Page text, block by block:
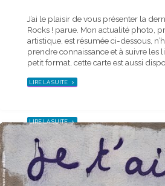
Timor Rocks !
20 novembre 2018
J’ai le plaisir de vous présenter la
Rocks ! parue. Mon actualité photo,
artistique, est résumée ci-dessous,
LIRE LA SUITE"ACTUALITÉ
PHOTO
NOVEMBRE
2018
–
CARTE
TIMOR
ROCKS !"
J’ai le plaisir de vous présenter la
Rocks ! parue. Mon actualité photo,
artistique, est résumée ci-dessous,
prendre connaissance et à suivre les
petit format, cette carte est aussi
LIRE LA SUITE"ACTUALITÉ
PHOTO
2017
–
CARTE
TIMOR
ROCKS !"